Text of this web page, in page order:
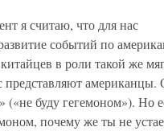
я считаю, что для нас
событий по
в роли такой же
представляют американцы.
(«не буду гегемоном»). Но
почему же ты не